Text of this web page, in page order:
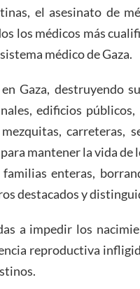
el asesinato de
los médicos más
médico de Gaza.
Gaza, destruyendo
edificios
carreteras,
mantener la vida de
enteras,
destacados y
a impedir los
reproductiva